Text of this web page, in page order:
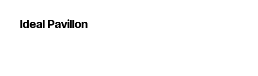
Ideal Pavillon